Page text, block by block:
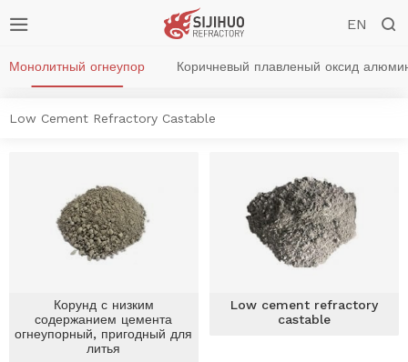
 EN 
Монолитный огнеупор Коричневый плавленый оксид
Low Cement Refractory Castable
Корунд с низким
содержанием цемента
огнеупорный, пригодный для
литья
Low cement refractory
castable